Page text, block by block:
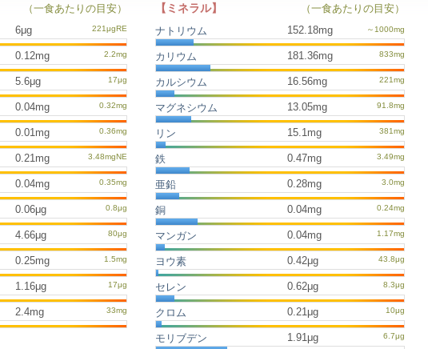
（一食あたりの目安）
6μg
0.12mg
5.6μg
0.04mg
0.01mg
0.21mg
0.04mg
0.06μg
4.66μg
0.25mg
1.16μg
2.4mg
【ミネラル】
（一食あたりの目安）
ナトリウム
152.18mg
カリウム 181.36mg
カルシウム 16.56mg
マグネシウム 13.05mg
リン 15.1mg
鉄 0.47mg
亜鉛 0.28mg
銅 0.04mg
マンガン 0.04mg
ヨウ素 0.42μg
セレン 0.62μg
クロム 0.21μg
モリブデン 1.91μg